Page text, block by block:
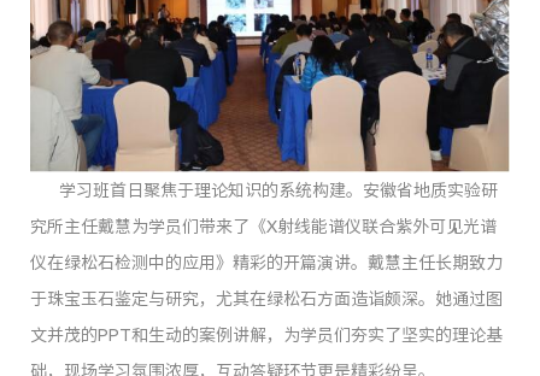
学习班首日聚焦于理论知识的系统构建。安徽省地质实验研
究所主任戴慧为学员们带来了《X射线能谱仪联合紫外可见光谱
仪在绿松石检测中的应用》精彩的开篇演讲。戴慧主任长期致力
于珠宝玉石鉴定与研究，尤其在绿松石方面造诣颇深。她通过图
文并茂的PPT和生动的案例讲解，为学员们夯实了坚实的理论基
础，现场学习氛围浓厚，互动答疑环节更是精彩纷呈。